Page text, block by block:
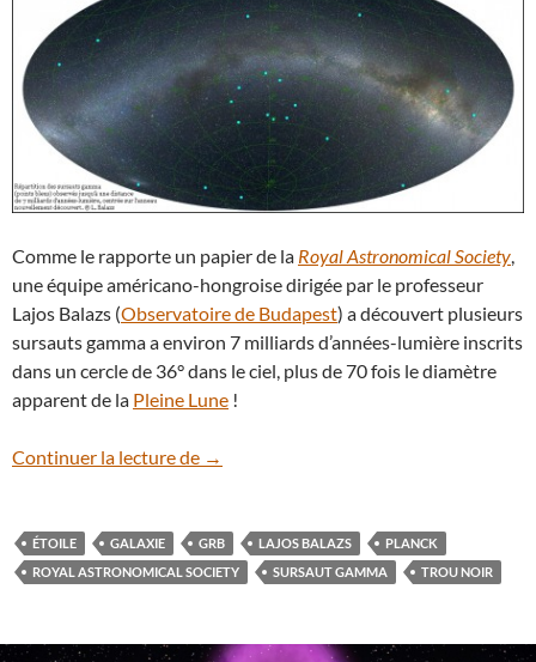
Comme le rapporte un papier de la Royal Astronomical Society,
une équipe américano-hongroise dirigée par le professeur
Lajos Balazs (Observatoire de Budapest) a découvert plusieurs
sursauts gamma a environ 7 milliards d’années-lumière inscrits
dans un cercle de 36° dans le ciel, plus de 70 fois le diamètre
apparent de la Pleine Lune !
Continuer la lecture de Découverte d’un anneau de galaxies
→
ÉTOILE GALAXIE GRB LAJOS BALAZS
PLANCK
ROYAL ASTRONOMICAL SOCIETY
SURSAUT GAMMA TROU NOIR